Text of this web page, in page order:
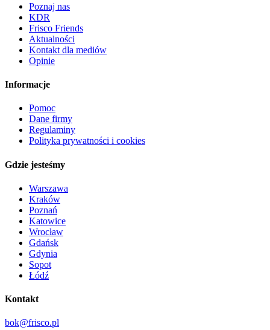
Poznaj nas
KDR
Frisco Friends
Aktualności
Kontakt dla mediów
Opinie
Informacje
Pomoc
Dane firmy
Regulaminy
Polityka prywatności i cookies
Gdzie jesteśmy
Warszawa
Kraków
Poznań
Katowice
Wrocław
Gdańsk
Gdynia
Sopot
Łódź
Kontakt
bok@frisco.pl